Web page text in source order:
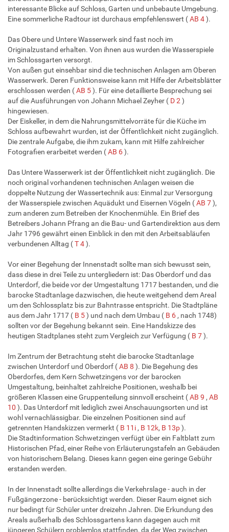
interessante Blicke auf Schloss, Garten und unbebaute Umgebung.
Eine sommerliche Radtour ist durchaus empfehlenswert (AB 4).
Das Obere und Untere Wasserwerk sind fast noch im
Originalzustand erhalten. Von ihnen aus wurden die Wasserspiele
im Schlossgarten versorgt.
Von außen gut einsehbar sind die technischen Anlagen am Oberen
Wasserwerk. Deren Funktionsweise kann mit Hilfe der Arbeitsblätter
erschlossen werden (AB 5). Für eine detaillierte Besprechung sei
auf die Ausführungen von Johann Michael Zeyher ( D 2 )
hingewiesen.
Der Eiskeller, in dem die Nahrungsmittelvorräte für die Küche im
Schloss aufbewahrt wurden, ist der Öffentlichkeit nicht zugänglich.
Die zentrale Aufgabe, die ihm zukam, kann mit Hilfe zahlreicher
Fotografien erarbeitet werden (AB 6).
Das Untere Wasserwerk ist der Öffentlichkeit nicht zugänglich. Die
noch original vorhandenen technischen Anlagen weisen die
doppelte Nutzung der Wassertechnik aus: Einmal zur Versorgung
der Wasserspiele zwischen Aquädukt und Eisernen Vögeln (AB 7),
zum anderen zum Betreiben der Knochenmühle. Ein Brief des
Betreibers Johann Pfrang an die Bau- und Gartendirektion aus dem
Jahr 1796 gewährt einen Einblick in den mit den Arbeitsabläufen
verbundenen Alltag (T 4).
Vor einer Begehung der Innenstadt sollte man sich bewusst sein,
dass diese in drei Teile zu untergliedern ist: Das Oberdorf und das
Unterdorf, die beide vor der Umgestaltung 1717 bestanden, und die
barocke Stadtanlage dazwischen, die heute weitgehend dem Areal
um den Schlossplatz bis zur Bahntrasse entspricht. Die Stadtpläne
aus dem Jahr 1717 ( B 5) und nach dem Umbau ( B 6 , nach 1748)
sollten vor der Begehung bekannt sein. Eine Handskizze des
heutigen Stadtplanes steht zum Vergleich zur Verfügung ( B 7).
Im Zentrum der Betrachtung steht die barocke Stadtanlage
zwischen Unterdorf und Oberdorf (AB 8 ). Die Begehung des
Oberdorfes, dem Kern Schwetzingens vor der barocken
Umgestaltung, beinhaltet zahlreiche Positionen, weshalb bei
größeren Klassen eine Gruppenteilung sinnvoll erscheint (AB 9 , AB
10 ). Das Unterdorf mit lediglich zwei Anschauungsorten und ist
wohl vernachlässigbar. Die einzelnen Positionen sind auf
getrennten Handskizzen vermerkt ( B 11i , B 12k, B 13p).
Die Stadtinformation Schwetzingen verfügt über ein Faltblatt zum
Historischen Pfad, einer Reihe von Erläuterungstafeln an Gebäuden
von historischem Belang. Dieses kann gegen eine geringe Gebühr
erstanden werden.
In der Innenstadt sollte allerdings die Verkehrslage - auch in der
Fußgängerzone - berücksichtigt werden. Dieser Raum eignet sich
nur bedingt für Schüler unter dreizehn Jahren. Die Erkundung des
Areals außerhalb des Schlossgartens kann dagegen auch mit
jüngeren Schülern problemlos stattfinden, da der Weg zwischen